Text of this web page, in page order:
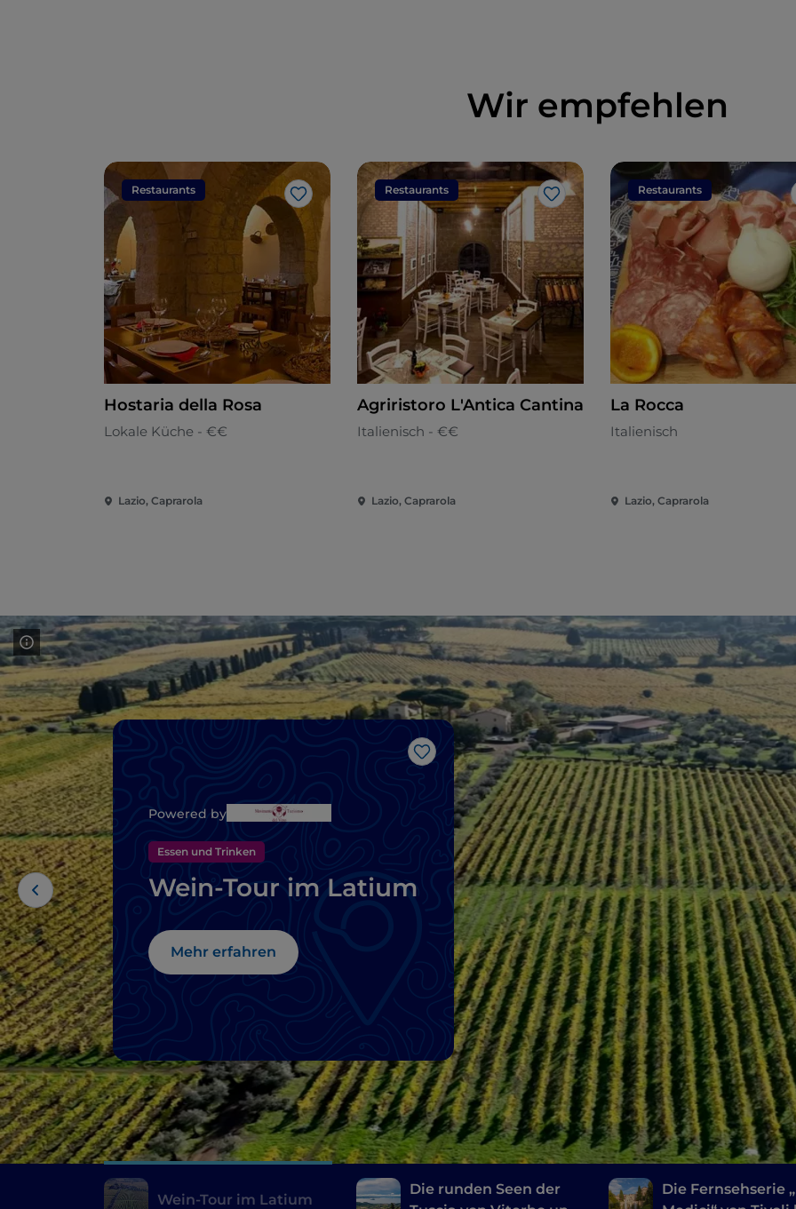
Wir empfehlen
Restaurants
Like
Hostaria della Rosa
Lokale Küche - €€
Lazio, Caprarola
Restaurants
Like
Agriristoro L'Antica Cantina
Italienisch - €€
Lazio, Caprarola
Restaurants
La Rocca
Italienisch
Lazio, Caprarola
Like
Powered by
Essen und Trinken
Wein-Tour im Latium
Mehr erfahren
Wein-Tour im Latium
Die runden Seen der
Die Fernsehserie